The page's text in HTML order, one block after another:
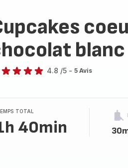
blanc
4.8 /5 - 5 Avis
TOTAL
40min